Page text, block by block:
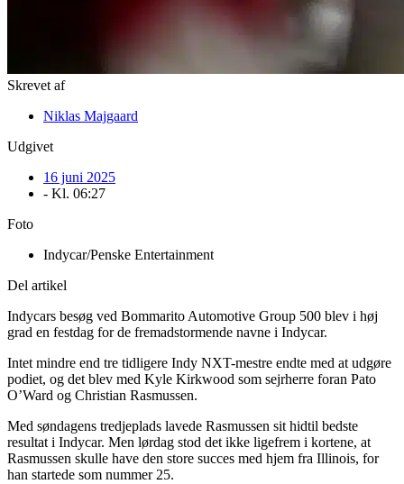
Skrevet af
Niklas Majgaard
Udgivet
16 juni 2025
- Kl. 06:27
Foto
Indycar/Penske Entertainment
Del artikel
Indycars besøg ved Bommarito Automotive Group 500 blev i høj
grad en festdag for de fremadstormende navne i Indycar.
Intet mindre end tre tidligere Indy NXT-mestre endte med at udgøre
podiet, og det blev med Kyle Kirkwood som sejrherre foran Pato
O’Ward og Christian Rasmussen.
Med søndagens tredjeplads lavede Rasmussen sit hidtil bedste
resultat i Indycar. Men lørdag stod det ikke ligefrem i kortene, at
Rasmussen skulle have den store succes med hjem fra Illinois, for
han startede som nummer 25.